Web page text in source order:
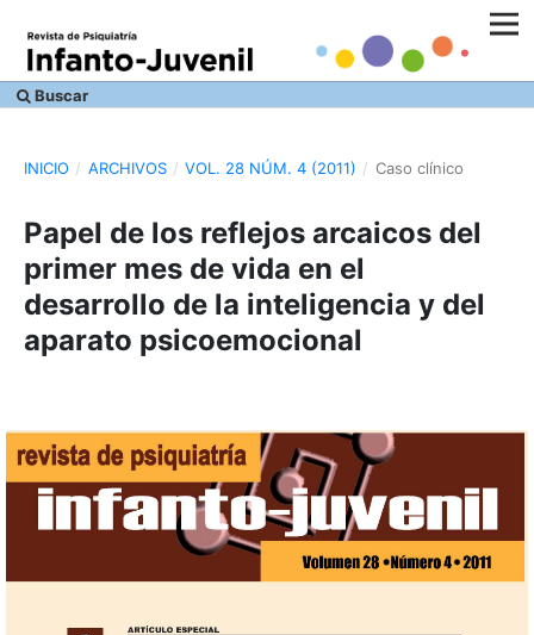
Buscar
INICIO / ARCHIVOS / VOL. 28 NÚM. 4 (2011) / Caso clínico
Papel de los reflejos arcaicos del
primer mes de vida en el
desarrollo de la inteligencia y del
aparato psicoemocional